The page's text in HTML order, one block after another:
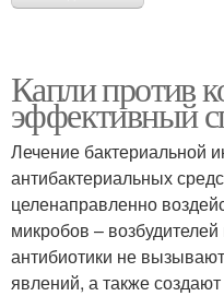
Капли против
эффективный
Лечение бактериальной
антибактериальных
целенаправленно
микробов –
антибиотики не
явлений, а также